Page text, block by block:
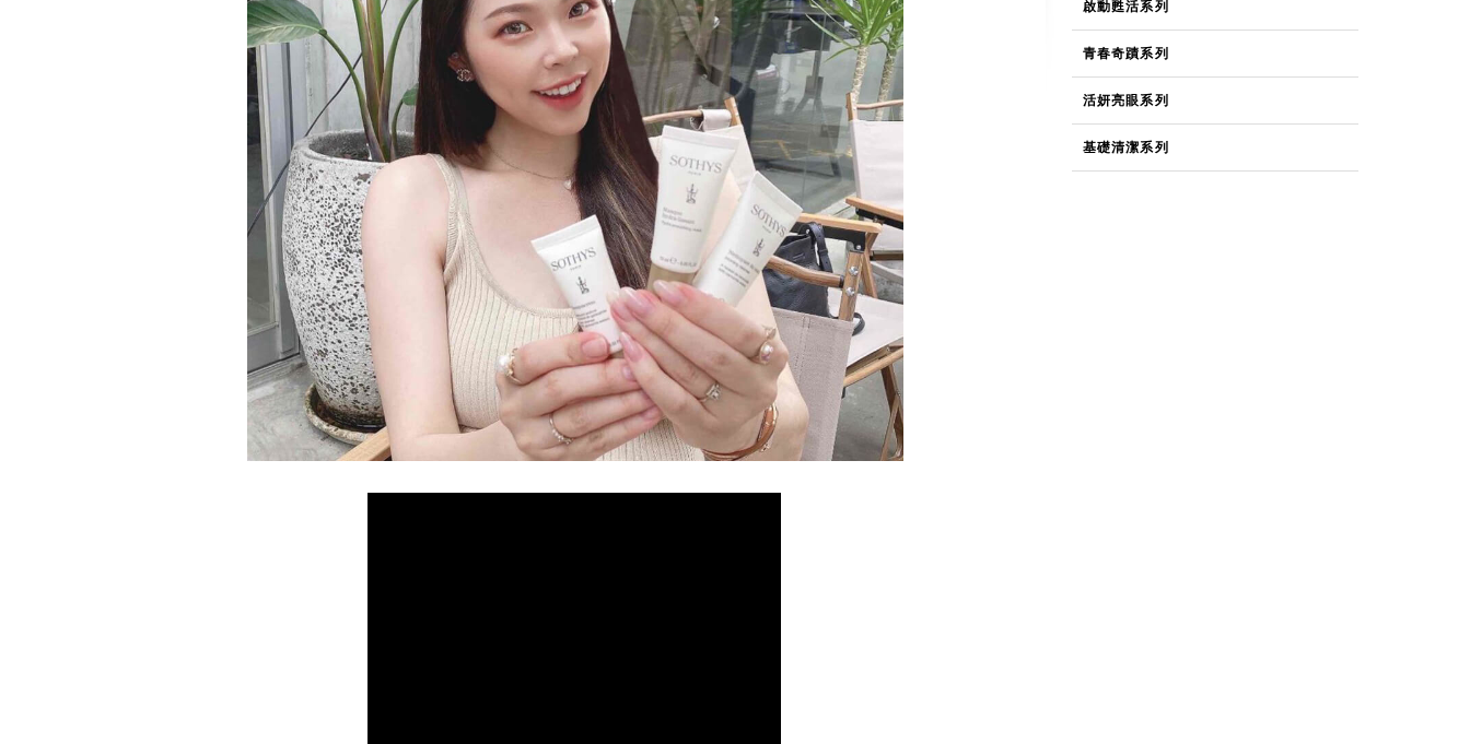
啟動甦活系列
青春奇蹟系列
活妍亮眼系列
基礎清潔系列